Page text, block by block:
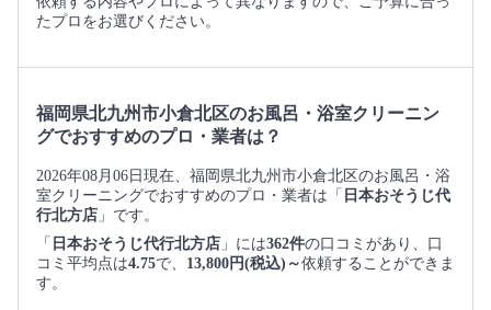
たプロをお選びください。
福岡県北九州市小倉北区のお風呂・浴室クリーニン
グでおすすめのプロ・業者は？
2026年08月06日現在、福岡県北九州市小倉北区のお風呂・浴
室クリーニングでおすすめのプロ・業者は「 日本おそうじ代
行北方店 」です。
「 日本おそうじ代行北方店 」には362件の口コミがあり、口
コミ平均点は4.75で、 13,800円(税込)～依頼することができま
す。